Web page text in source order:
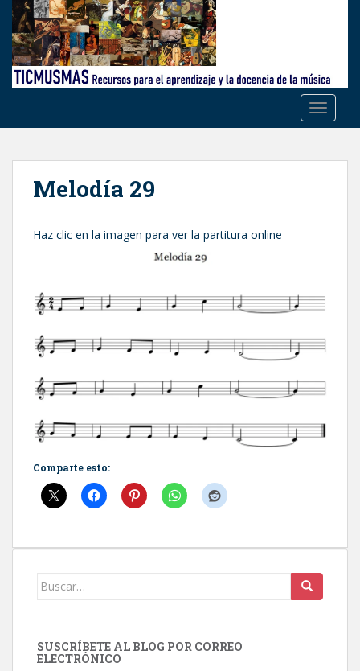
Melodía 29
Haz clic en la imagen para ver la partitura online
Comparte esto:
Buscar:
SUSCRÍBETE AL BLOG POR CORREO
ELECTRÓNICO